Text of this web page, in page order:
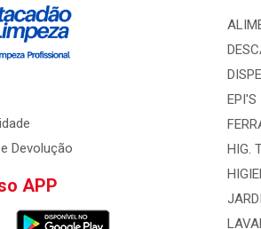
Devolução
APP
EPI'S
HIG.